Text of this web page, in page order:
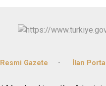
Resmi Gazete İlan